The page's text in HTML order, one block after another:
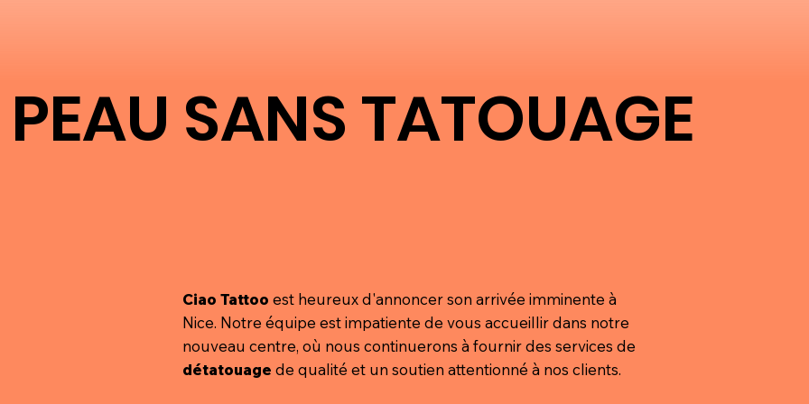
SANS TATOUAGE
SANS TATOUAGE
Ciao Tattoo est heureux d'annoncer son arrivée imminente à
Nice. Notre équipe est impatiente de vous accueillir dans notre
nouveau centre, où nous continuerons à fournir des services de
détatouage de qualité et un soutien attentionné à nos clients.